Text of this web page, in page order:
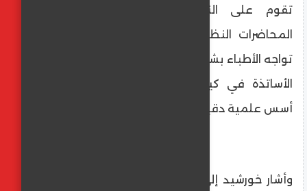
تقوم على النقاشات التفاعلية أكثر من
المحاضرات النظرية، عبر عرض حالات حقيقية
تواجه الأطباء بشكل يومي، والاستماع إلى خبرات
الأساتذة في كيفية إدارة هذه الحالات وفق
أسس علمية دقيقة.
وأشار خورشيد إلى أن المؤتمر حرص على دمج